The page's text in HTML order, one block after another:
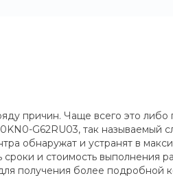
причин. Чаще всего это
G62RU03, так называемый
обнаружат и устранят в
и стоимость выполнения
получения более